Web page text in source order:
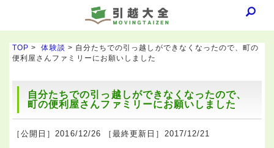
TOP >体験談 > 自分たちでの引っ越しができなくなったので、町の
便利屋さんファミリーにお願いしました
自分たちでの引っ越しができなくなったので、
町の便利屋さんファミリーにお願いしました
［公開日］2016/12/26 ［最終更新日］2017/12/21